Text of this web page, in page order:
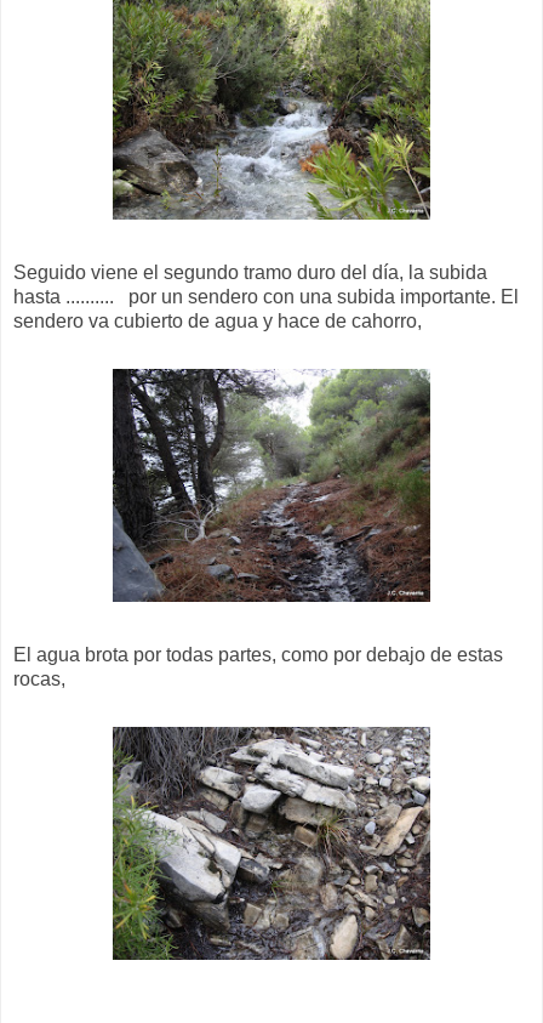
Seguido viene el segundo tramo duro del día, la subida
hasta .......... por un sendero con una subida importante. El
sendero va cubierto de agua y hace de cahorro,
El agua brota por todas partes, como por debajo de estas
rocas,